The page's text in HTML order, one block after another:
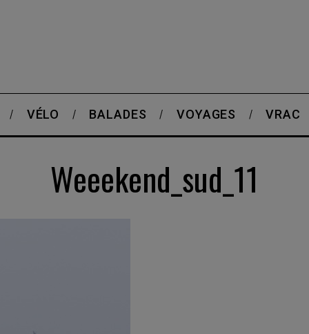
VÉLO BALADES VOYAGES VRAC
Weeekend_sud_11